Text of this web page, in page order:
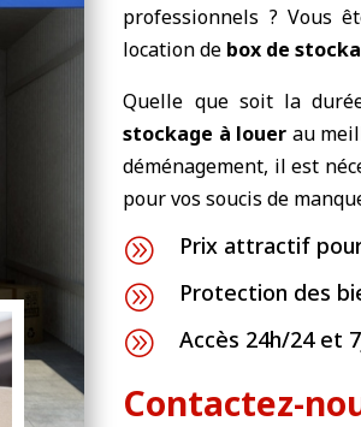
professionnels ? Vous
location de box de
Quelle que soit la
stockage à louer au
déménagement, il est
pour vos soucis de
A Prix attractif
A Protection des
A Accès 24h/24 et
Contactez-